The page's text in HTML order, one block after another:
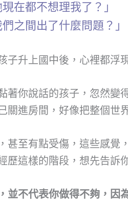
現在都不想理我了？」
們之間出了什麼問題？」
子升上國中後，心裡都浮
著你說話的孩子，忽然變
關進房間，好像把整個世
甚至有點受傷，這些感覺
歷這樣的階段，想先告訴
並不代表你做得不夠，因